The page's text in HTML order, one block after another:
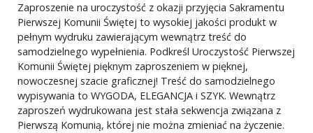
Zaproszenie na uroczystość z okazji przyjęcia Sakramentu
Pierwszej Komunii Świętej to wysokiej jakości produkt w
pełnym wydruku zawierającym wewnątrz treść do
samodzielnego wypełnienia. Podkreśl Uroczystość Pierwszej
Komunii Świętej pięknym zaproszeniem w pięknej,
nowoczesnej szacie graficznej! Treść do samodzielnego
wypisywania to WYGODA, ELEGANCJA i SZYK. Wewnątrz
zaproszeń wydrukowana jest stała sekwencja związana z
Pierwszą Komunią, której nie można zmieniać na życzenie.